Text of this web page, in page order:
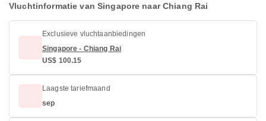
Vluchtinformatie van Singapore naar Chiang Rai
Exclusieve vluchtaanbiedingen
Singapore - Chiang Rai
US$ 100.15
Laagste tariefmaand
sep